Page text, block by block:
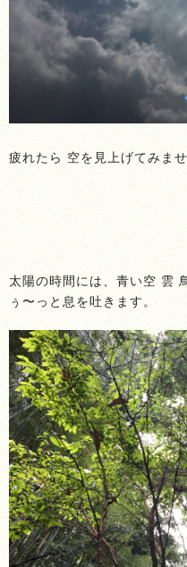
疲れたら 空を見上げてみま
太陽の時間には、青い空 雲
ぅ〜っと息を吐きます。